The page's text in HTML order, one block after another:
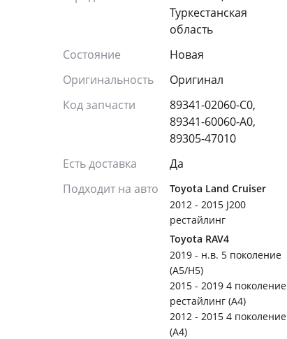
Туркестанская
область
Состояние
Новая
Оригинальность
Оригинал
Код запчасти
89341-02060-C0,
89341-60060-A0,
89305-47010
Есть доставка
Да
Подходит на авто
Toyota Land Cruiser
2012 - 2015 J200
рестайлинг
Toyota RAV4
2019 - н.в. 5 поколение
(A5/H5)
2015 - 2019 4 поколение
рестайлинг (A4)
2012 - 2015 4 поколение
(A4)